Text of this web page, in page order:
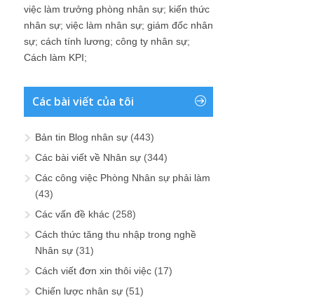
việc làm trưởng phòng nhân sự; kiến thức
nhân sự; việc làm nhân sự; giám đốc nhân
sự; cách tính lương; công ty nhân sự;
Cách làm KPI;
Các bài viết của tôi
Bản tin Blog nhân sự (443)
Các bài viết về Nhân sự (344)
Các công việc Phòng Nhân sự phải làm
(43)
Các vấn đề khác (258)
Cách thức tăng thu nhập trong nghề
Nhân sự (31)
Cách viết đơn xin thôi việc (17)
Chiến lược nhân sự (51)